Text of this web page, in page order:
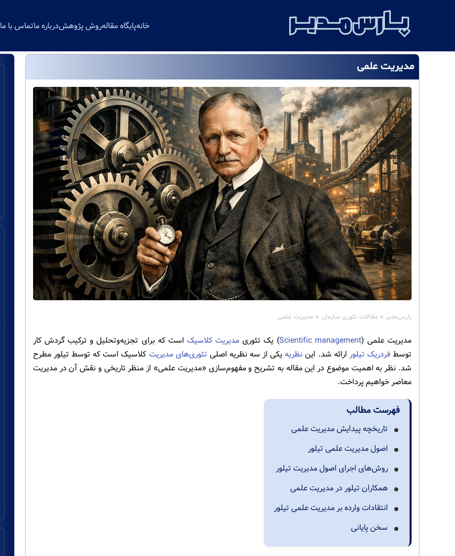
خانهپایگاه مقالهروش پژوهشدرباره ماتماس با ما
مدیریت علمی
پارس‌مدیر » مقالات تئوری سازمان » مدیریت علمی
مدیریت علمی (Scientific management) یک تئوری مدیریت کلاسیک است که برای تجزیه‌وتحلیل و ترکیب گردش کار
توسطفردریک تیلور ارائه شد. این نظریه یکی از سه نظریه اصلی تئوری‌های مدیریت کلاسیک است که توسط تیلور مطرح
شد. نظر به اهمیت موضوع در این مقاله به تشریح و مفهوم‌سازی «مدیریت علمی» از منظر تاریخی و نقش آن در مدیریت
معاصر خواهیم پرداخت.
فهرست مطالب
تاریخچه پیدایش مدیریت علمی
اصول مدیریت علمی تیلور
روش‌های اجرای اصول مدیریت تیلور
همکاران تیلور در مدیریت علمی
انتقادات وارده بر مدیریت علمی تیلور
سخن پایانی